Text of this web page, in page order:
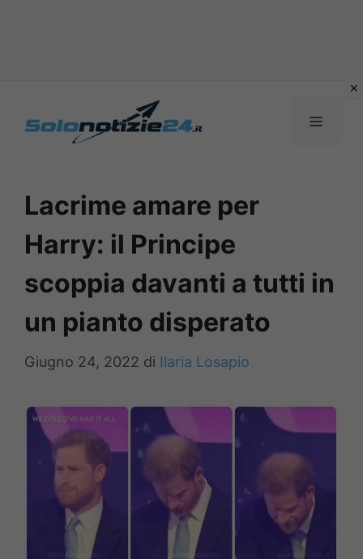
MENU
Lacrime amare per
Harry: il Principe
scoppia davanti a tutti in
un pianto disperato
Giugno 24, 2022 di Ilaria Losapio